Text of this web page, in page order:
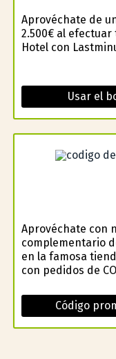
Aprovéchate de
2.500€ al efectuar
Hotel con
Usar el
Aprovéchate con
complementario
en la famosa
con pedidos de
Código